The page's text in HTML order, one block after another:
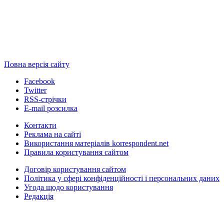
Повна версія сайту
Facebook
Twitter
RSS-стрічки
E-mail розсилка
Контакти
Реклама на сайті
Використання матеріалів korrespondent.net
Правила користування сайтом
Договір користування сайтом
Політика у сфері конфіденційності і персональних даних
Угода щодо користування
Редакція